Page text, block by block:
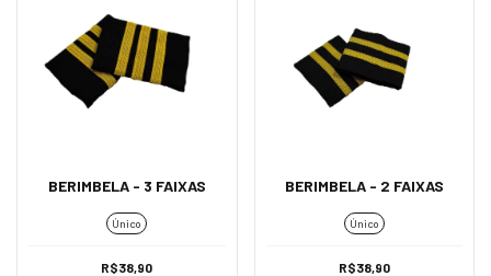
BERIMBELA - 3 FAIXAS
Único
R$38,90
BERIMBELA - 2 FAIXAS
Único
R$38,90